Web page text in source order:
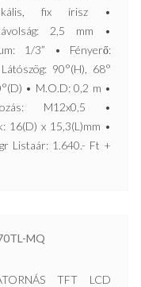
fix írisz •
2,5 mm •
1/3” • Fényerő:
90°(H), 68°
• M.O.D: 0,2 m •
M12x0,5 •
16(D) x 15,3(L)mm •
Listaár: 1.640.- Ft +
MQ
TFT LCD